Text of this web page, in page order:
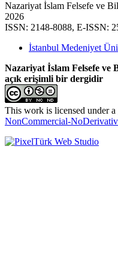
Nazariyat İslam Felsefe ve
2026
ISSN: 2148-8088, E-ISSN:
İstanbul Medeniyet
Nazariyat İslam Felsefe ve
açık erişimli bir dergidir
This work is licensed under a
NonCommercial-